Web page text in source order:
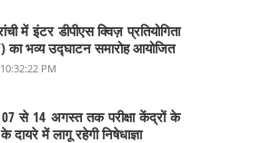
में इंटर डीपीएस क्विज़ प्रतियोगिता
का भव्य उद्घाटन समारोह आयोजित
PM
से 14 अगस्त तक परीक्षा केंद्रों के
दायरे में लागू रहेगी निषेधाज्ञा